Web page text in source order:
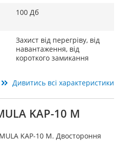
100 Дб
Захист від перегріву, від
навантаження, від
короткого замикання
Дивитись всі характеристики
KAP-10 M
KAP-10 M. Двостороння